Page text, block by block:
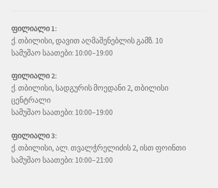
ფილიალი 1:
ქ. თბილისი, დავით აღმაშენებლის გამზ. 10
სამუშაო საათები: 10:00–19:00
ფილიალი 2:
ქ. თბილისი, სადგურის მოედანი 2, თბილისი
ცენტრალი
სამუშაო საათები: 10:00–19:00
ფილიალი 3:
ქ. თბილისი, ალ. თვალჭრელიძის 2, ისთ ფოინთი
სამუშაო საათები: 10:00–21:00